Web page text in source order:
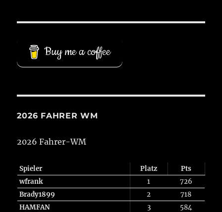
Buy me a coffee
2026 FAHRER WM
2026 Fahrer-WM
Spieler Platz
Pts
wfrank
1
726
Brady1899
2
718
HAMFAN
3 584